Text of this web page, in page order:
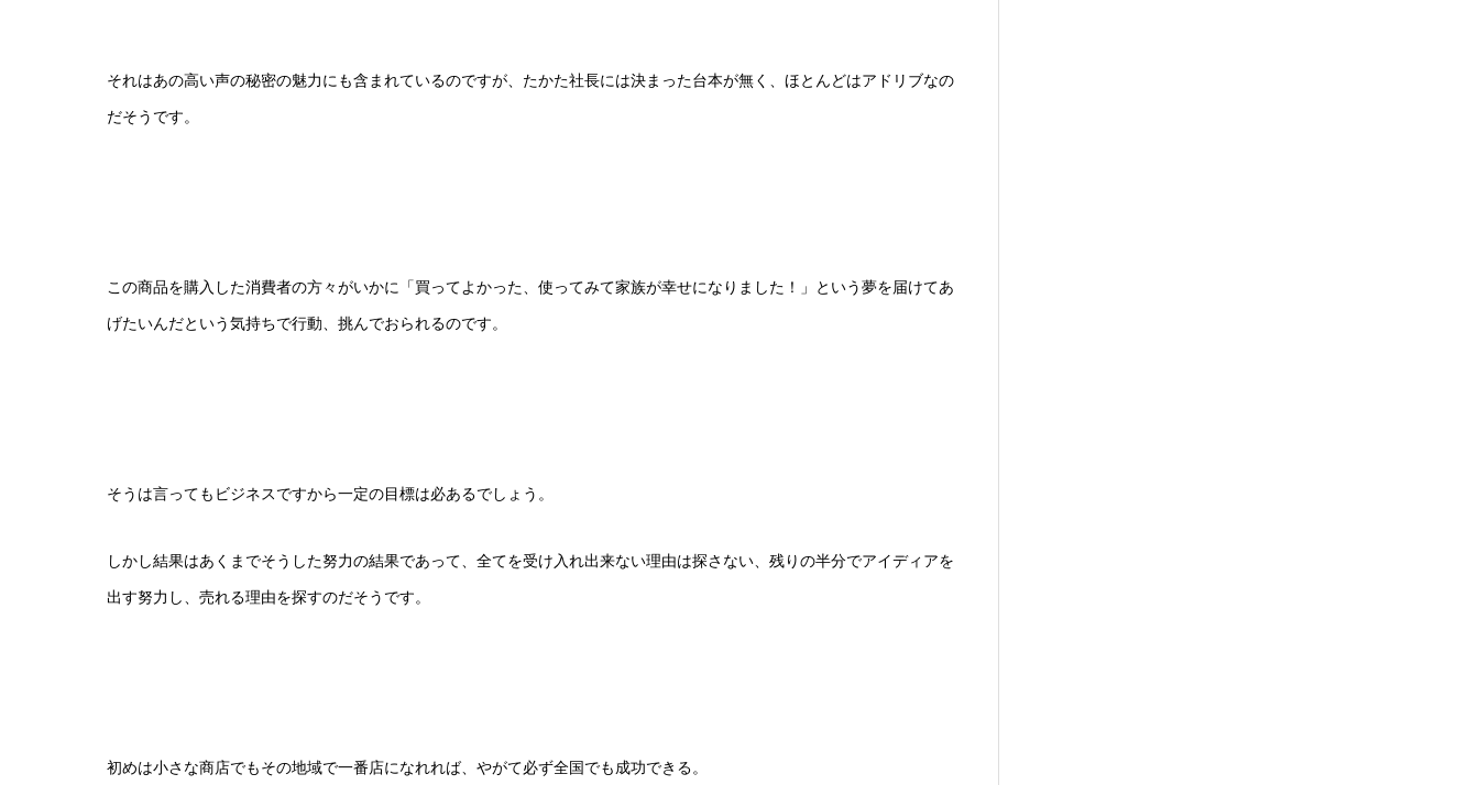
それはあの高い声の秘密の魅力にも含まれているのですが、たかた社長には決まった台本が無く、ほとんどはアドリブなの
だそうです。
この商品を購入した消費者の方々がいかに「買ってよかった、使ってみて家族が幸せになりました！」という夢を届けてあ
げたいんだという気持ちで行動、挑んでおられるのです。
そうは言ってもビジネスですから一定の目標は必あるでしょう。
しかし結果はあくまでそうした努力の結果であって、全てを受け入れ出来ない理由は探さない、残りの半分でアイディアを
出す努力し、売れる理由を探すのだそうです。
初めは小さな商店でもその地域で一番店になれれば、やがて必ず全国でも成功できる。